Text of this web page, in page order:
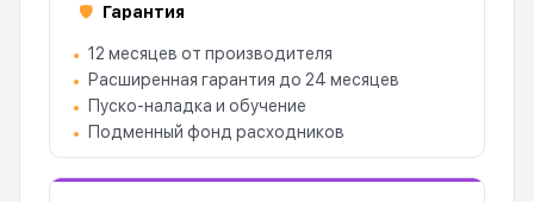
🛡 Гарантия
12 месяцев от производителя
Расширенная гарантия до 24 месяцев
Пуско-наладка и обучение
Подменный фонд расходников